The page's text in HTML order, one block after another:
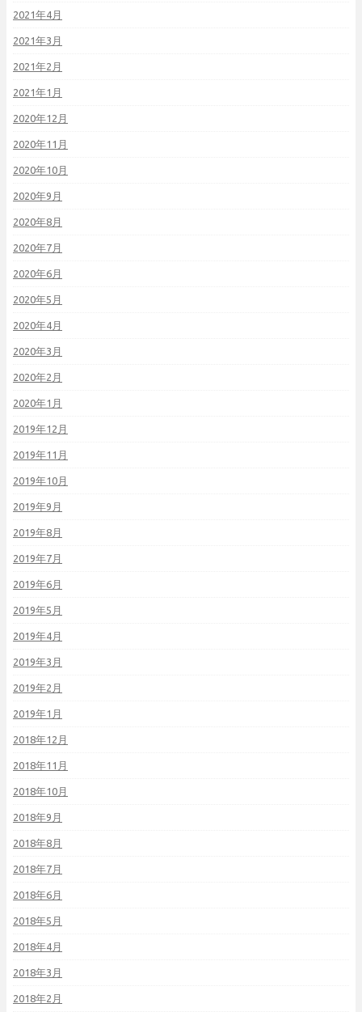
2021年4月
2021年3月
2021年2月
2021年1月
2020年12月
2020年11月
2020年10月
2020年9月
2020年8月
2020年7月
2020年6月
2020年5月
2020年4月
2020年3月
2020年2月
2020年1月
2019年12月
2019年11月
2019年10月
2019年9月
2019年8月
2019年7月
2019年6月
2019年5月
2019年4月
2019年3月
2019年2月
2019年1月
2018年12月
2018年11月
2018年10月
2018年9月
2018年8月
2018年7月
2018年6月
2018年5月
2018年4月
2018年3月
2018年2月